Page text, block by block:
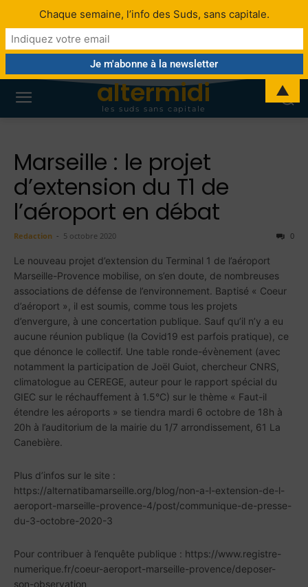
altermidi
les suds sans capitale
Marseille : le projet
d’extension du T1 de
l’aéroport en débat
Redaction - 5 octobre 2020 0
Le nouveau projet d’extension du Terminal 1 de l’aéroport
Marseille-Provence mobilise, on s’en doute, de nombreuses
associations de défense de l’environnement. Baptisé « Coeur
d’aéroport », il est soumis, comme tous les projets
d’envergure, à une concertation publique. Sauf qu’il n’y a eu
aucune réunion publique (la Covid19 est parfois pratique), ce
que dénonce le collectif. Une table ronde-évènement (avec
notamment la participation de Joël Guiot, chercheur CNRS,
climatologue au CEREGE, auteur pour le rapport spécial du
GIEC sur le réchauffement à 1.5°C) sur le thème « Faut-il
étendre les aéroports » se tiendra mardi 6 octobre de 18h à
20h à l’auditorium de la mairie du 1/7 arrondissement, 61 La
Canebière.
Plus d’infos sur le site :
https://alternatibamarseille.org/blog/non-a-l-extension-de-l-
aeroport-marseille-provence-4/post/communique-de-presse-
du-3-octobre-2020-3
Pour contribuer à l’enquête publique : https://www.registre-
numerique.fr/coeur-aeroport-marseille-provence/deposer-
son-observation
Chaque semaine, l’info des Suds, sans capitale.
▲